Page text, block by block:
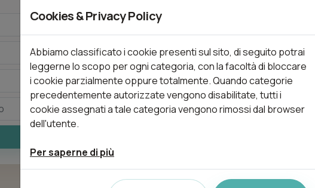
Cookies & Privacy Policy
Abbiamo classificato i cookie presenti sul sito, di seguito potrai
leggerne lo scopo per ogni categoria, con la facoltà di bloccare
i cookie parzialmente oppure totalmente. Quando categorie
precedentemente autorizzate vengono disabilitate, tutti i
cookie assegnati a tale categoria vengono rimossi dal browser
dell'utente.
Per saperne di più